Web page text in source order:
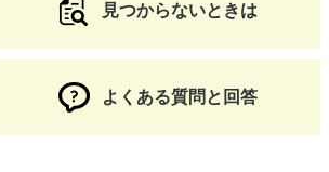
見つからないときは
よくある質問と回答